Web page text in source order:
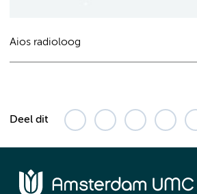
Aios radioloog
Deel dit